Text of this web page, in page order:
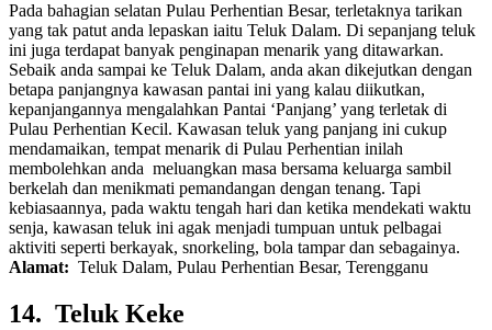
Pada bahagian selatan Pulau Perhentian Besar, terletaknya tarikan
yang tak patut anda lepaskan iaitu Teluk Dalam. Di sepanjang teluk
ini juga terdapat banyak penginapan menarik yang ditawarkan.
Sebaik anda sampai ke Teluk Dalam, anda akan dikejutkan dengan
betapa panjangnya kawasan pantai ini yang kalau diikutkan,
kepanjangannya mengalahkan Pantai ‘Panjang’ yang terletak di
Pulau Perhentian Kecil. Kawasan teluk yang panjang ini cukup
mendamaikan, tempat menarik di Pulau Perhentian inilah
membolehkan anda meluangkan masa bersama keluarga sambil
berkelah dan menikmati pemandangan dengan tenang. Tapi
kebiasaannya, pada waktu tengah hari dan ketika mendekati waktu
senja, kawasan teluk ini agak menjadi tumpuan untuk pelbagai
aktiviti seperti berkayak, snorkeling, bola tampar dan sebagainya.
Alamat: Teluk Dalam, Pulau Perhentian Besar, Terengganu
14. Teluk Keke